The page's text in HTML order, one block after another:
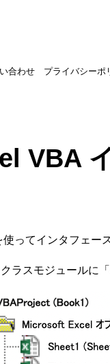
合わせ プライバシーポ
VBA
ってインタフェー
ラスモジュールに